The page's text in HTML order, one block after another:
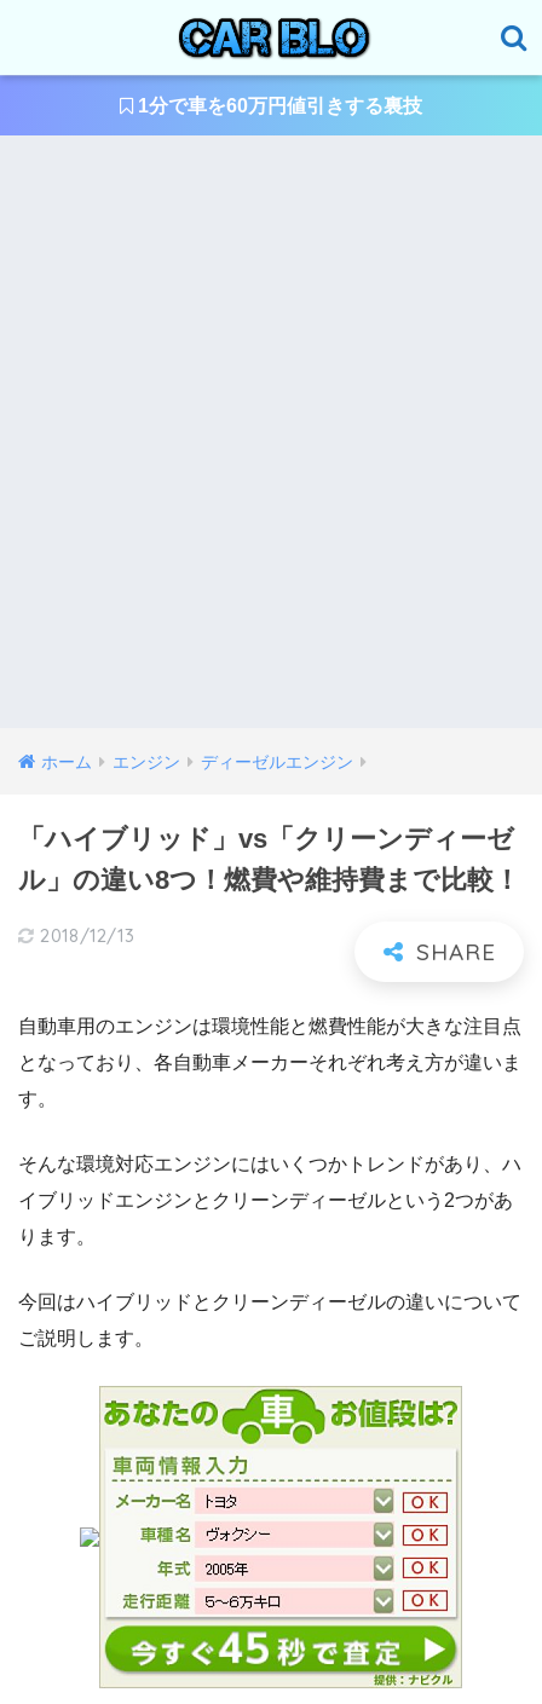
1分で車を60万円値引きする裏技
ホーム エンジン ディーゼルエンジン
「ハイブリッド」vs「クリーンディーゼ
ル」の違い8つ！燃費や維持費まで比較！
2018/12/13
自動車用のエンジンは環境性能と燃費性能が大きな注目点
となっており、各自動車メーカーそれぞれ考え方が違いま
す。
そんな環境対応エンジンにはいくつかトレンドがあり、ハ
イブリッドエンジンとクリーンディーゼルという2つがあ
ります。
今回はハイブリッドとクリーンディーゼルの違いについて
ご説明します。